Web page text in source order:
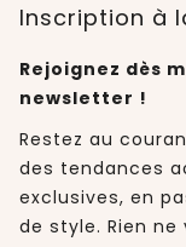
Inscription à
Rejoignez dès
newsletter !
Restez au
des tendances
exclusives, en
de style. Rien